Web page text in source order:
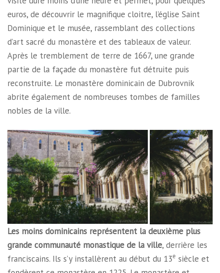
euros, de découvrir le magnifique cloitre, l’église Saint
Dominique et le musée, rassemblant des collections
d’art sacré du monastère et des tableaux de valeur.
Après le tremblement de terre de 1667, une grande
partie de la façade du monastère fut détruite puis
reconstruite. Le monastère dominicain de Dubrovnik
abrite également de nombreuses tombes de familles
nobles de la ville.
Les moins dominicains représentent la deuxième plus
grande communauté monastique de la ville, derrière les
franciscains. Ils s’y installèrent au début du 13e siècle et